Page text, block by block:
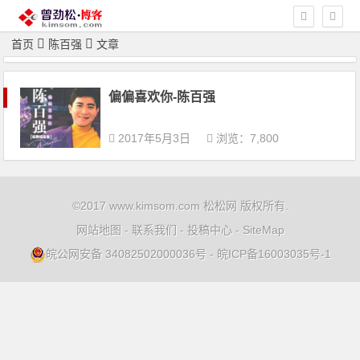
首页 陈百强 文章
偏偏喜欢你-陈百强
2017年5月3日 浏览：7,800
©2017 www.kimsom.com 松松网 版权所有.
网站地图- 联系我们- 投稿中心 - SiteMap
皖公网安备 34082502000036号- 皖ICP备16003035号-1